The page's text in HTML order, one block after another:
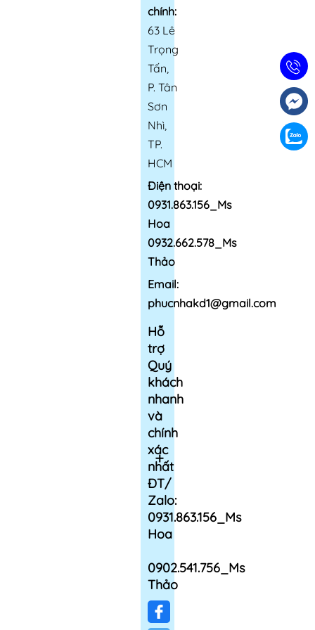
chính:
63 Lê
Trọng
Tấn,
P. Tân
Sơn
Nhì,
TP.
HCM
Điện thoại:
0931.863.156_Ms
Hoa
0932.662.578_Ms
Thảo
Email:
phucnhakd1@gmail.com
Hỗ
trợ
Quý
khách
nhanh
và
chính
xác
nhất
ĐT/
Zalo:
0931.863.156_Ms
Hoa
0902.541.756_Ms
Thảo